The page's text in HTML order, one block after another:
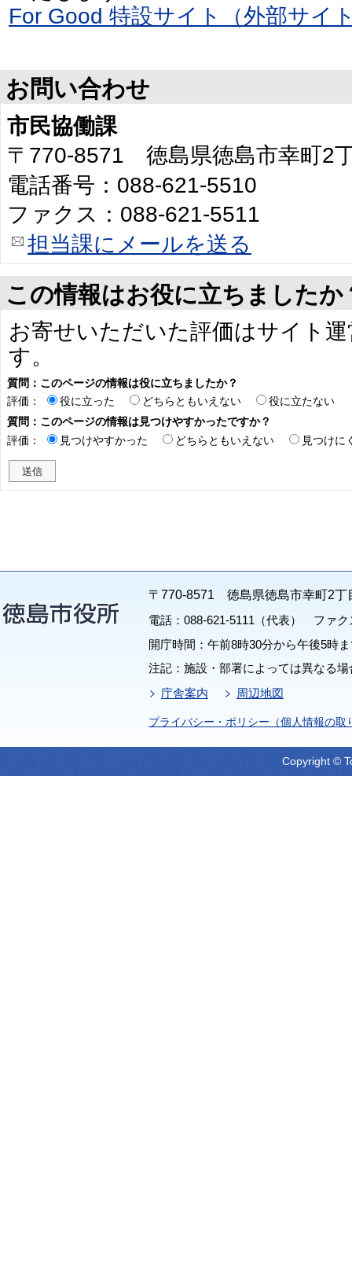
For Good 特設サイト（外部サイ
お問い合わせ
市民協働課
〒770-8571 徳島県徳島市幸町2
電話番号：088-621-5510
ファクス：088-621-5511
担当課にメールを送る
この情報はお役に立ちましたか
お寄せいただいた評価はサイト
す。
質問：このページの情報は役に立ちましたか？
評価：
役に立った どちらともいえない
役に立たない
質問：このページの情報は見つけやすかったですか？
評価：
見つけやすかった どちらともいえない 見つけに
〒770-8571 徳島県徳島市幸町2丁
電話：088-621-5111（代表） ファク
開庁時間：午前8時30分から午後5時
注記：施設・部署によっては異なる
庁舎案内
周辺地図
プライバシー・ポリシー（個人情報の取
Copyright ©